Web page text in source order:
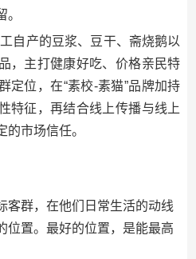
自产的豆浆、豆干、斋烧鹅以
，主打健康好吃、价格亲民特
定位，在“素校-素猫”品牌加持
特征，再结合线上传播与线上
市场信任。
客群，在他们日常生活的动线
位置。最好的位置，是能最高